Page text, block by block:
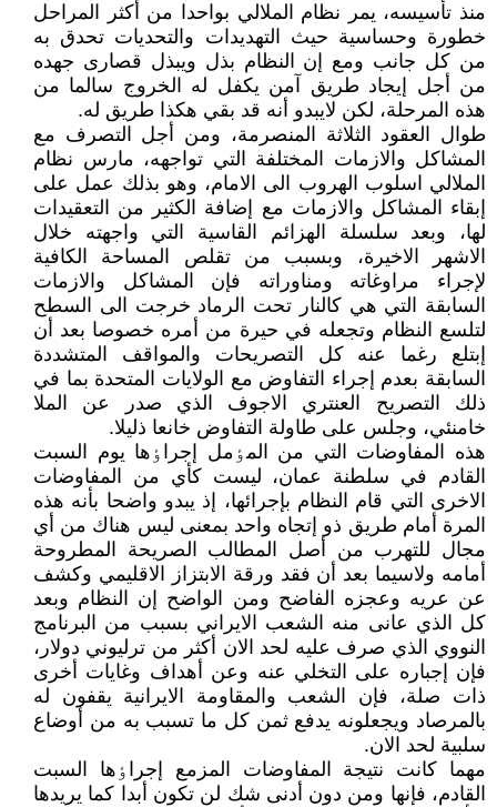
منذ تأسيسه، يمر نظام الملالي بواحدا من أکثر المراحل
خطورة وحساسية حيث التهديدات والتحديات تحدق به
من کل جانب ومع إن النظام بذل ويبذل قصارى جهده
من أجل إيجاد طريق آمن يکفل له الخروج سالما من
هذه المرحلة، لکن لايبدو أنه قد بقي هکذا طريق له.
طوال العقود الثلاثة المنصرمة، ومن أجل التصرف مع
المشاکل والازمات المختلفة التي تواجهه، مارس نظام
الملالي اسلوب الهروب الى الامام، وهو بذلك عمل على
إبقاء المشاکل والازمات مع إضافة الکثير من التعقيدات
لها، وبعد سلسلة الهزائم القاسية التي واجهته خلال
الاشهر الاخيرة، وبسبب من تقلص المساحة الکافية
لإجراء مراوغاته ومناوراته فإن المشاکل والازمات
السابقة التي هي کالنار تحت الرماد خرجت الى السطح
لتلسع النظام وتجعله في حيرة من أمره خصوصا بعد أن
إبتلع رغما عنه کل التصريحات والمواقف المتشددة
السابقة بعدم إجراء التفاوض مع الولايات المتحدة بما في
ذلك التصريح العنتري الاجوف الذي صدر عن الملا
خامنئي، وجلس على طاولة التفاوض خانعا ذليلا.
هذه المفاوضات التي من المٶمل إجراٶها يوم السبت
القادم في سلطنة عمان، ليست کأي من المفاوضات
الاخرى التي قام النظام بإجرائها، إذ يبدو واضحا بأنه هذه
المرة أمام طريق ذو إتجاه واحد بمعنى ليس هناك من أي
مجال للتهرب من أصل المطالب الصريحة المطروحة
أمامه ولاسيما بعد أن فقد ورقة الابتزاز الاقليمي وکشف
عن عريه وعجزه الفاضح ومن الواضح إن النظام وبعد
کل الذي عانى منه الشعب الايراني بسبب من البرنامج
النووي الذي صرف عليه لحد الان أکثر من ترليوني دولار،
فإن إجباره على التخلي عنه وعن أهداف وغايات أخرى
ذات صلة، فإن الشعب والمقاومة الايرانية يقفون له
بالمرصاد ويجعلونه يدفع ثمن کل ما تسبب به من أوضاع
سلبية لحد الان.
مهما کانت نتيجة المفاوضات المزمع إجراٶها السبت
القادم، فإنها ومن دون أدنى شك لن تکون أبدا کما يريدها